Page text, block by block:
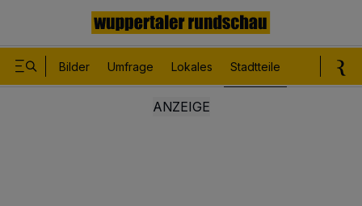
Bilder Umfrage Lokales Stadtteile